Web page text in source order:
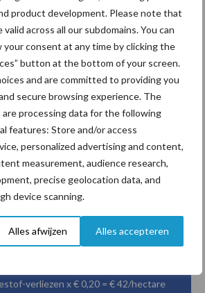
product development. Please note that
across all our subdomains. You can
your consent at any time by clicking the
button at the bottom of your screen.
and are committed to providing you
secure browsing experience. The
processing data for the following
features: Store and/or access
personalized advertising and content,
measurement, audience research,
precise geolocation data, and
device scanning.
Alles afwijzen Alles accepteren
kans om zich uit te breiden.
Rendement met
is al snel 24 euro per
de hoge prijzen van krachtvoer, diesel
goede kwaliteit, opname en benutting van
raden. Wat u uit uw eigen ruwvoer haalt,
te kopen. Het gebruik van een inkuilmiddel
DS gras/hectare x 6% minder drogestof-
verliezen x € 0,20 = € 42/hectare